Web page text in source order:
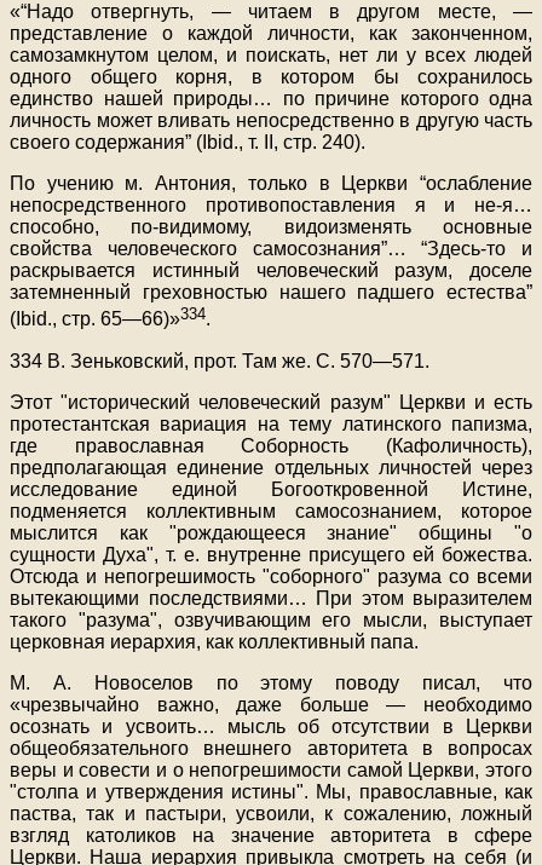
«“Надо отвергнуть, — читаем в другом месте, —
представление о каждой личности, как законченном,
самозамкнутом целом, и поискать, нет ли у всех людей
одного общего корня, в котором бы сохранилось
единство нашей природы… по причине которого одна
личность может вливать непосредственно в другую часть
своего содержания” (Ibid., т. II, стр. 240).
По учению м. Антония, только в Церкви “ослабление
непосредственного противопоставления я и не-я…
способно, по-видимому, видоизменять основные
свойства человеческого самосознания”… “Здесь-то и
раскрывается истинный человеческий разум, доселе
затемненный греховностью нашего падшего естества”
(Ibid., стр. 65—66)»334.
334 В. Зеньковский, прот. Там же. С. 570—571.
Этот "исторический человеческий разум" Церкви и есть
протестантская вариация на тему латинского папизма,
где православная Соборность (Кафоличность),
предполагающая единение отдельных личностей через
исследование единой Богооткровенной Истине,
подменяется коллективным самосознанием, которое
мыслится как "рождающееся знание" общины "о
сущности Духа", т. е. внутренне присущего ей божества.
Отсюда и непогрешимость "соборного" разума со всеми
вытекающими последствиями… При этом выразителем
такого "разума", озвучивающим его мысли, выступает
церковная иерархия, как коллективный папа.
М. А. Новоселов по этому поводу писал, что
«чрезвычайно важно, даже больше — необходимо
осознать и усвоить… мысль об отсутствии в Церкви
общеобязательного внешнего авторитета в вопросах
веры и совести и о непогрешимости самой Церкви, этого
"столпа и утверждения истины". Мы, православные, как
паства, так и пастыри, усвоили, к сожалению, ложный
взгляд католиков на значение авторитета в сфере
Церкви. Наша иерархия привыкла смотреть на себя (и